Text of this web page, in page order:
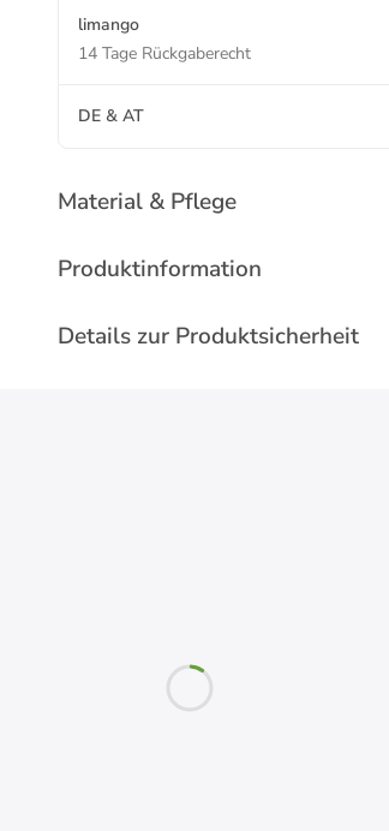
limango
14 Tage Rückgaberecht
DE & AT
Material & Pflege
Produktinformation
Details zur Produktsicherheit